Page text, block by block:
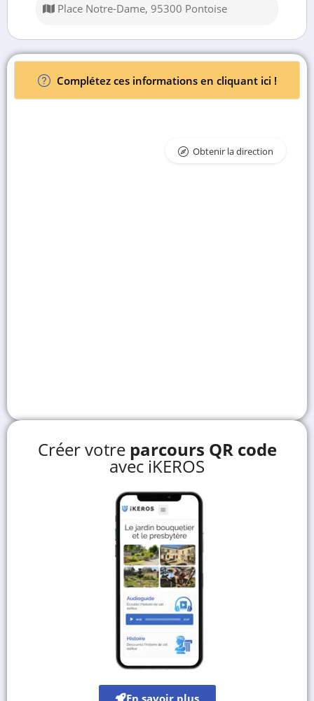
Place Notre-Dame, 95300 Pontoise
Complétez ces informations en cliquant ici !
Obtenir la direction
Créer votre parcours QR code
avec iKEROS
En savoir plus